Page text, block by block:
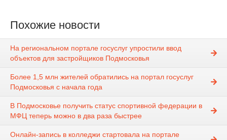
Похожие новости
На региональном портале госуслуг упростили ввод
объектов для застройщиков Подмосковья
Более 1,5 млн жителей обратились на портал госуслуг
Подмосковья с начала года
В Подмосковье получить статус спортивной федерации в
МФЦ теперь можно в два раза быстрее
Онлайн-запись в колледжи стартовала на портале